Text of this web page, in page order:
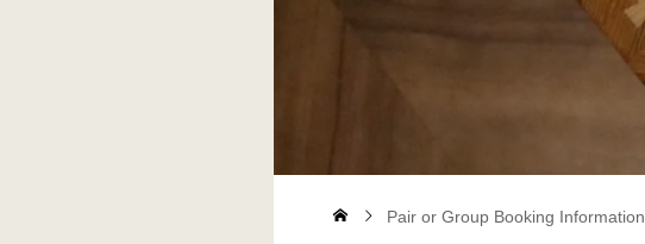
Pair or Group Booking Information